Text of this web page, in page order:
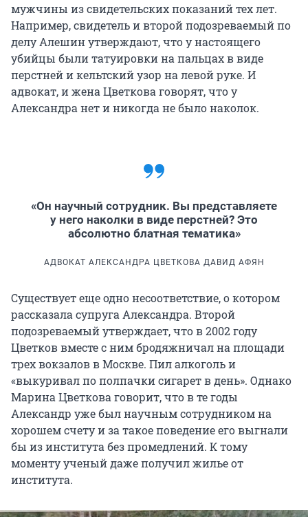
мужчины из свидетельских показаний тех лет.
Например, свидетель и второй подозреваемый по
делу Алешин утверждают, что у настоящего
убийцы были татуировки на пальцах в виде
перстней и кельтский узор на левой руке. И
адвокат, и жена Цветкова говорят, что у
Александра нет и никогда не было наколок.
«Он научный сотрудник. Вы представляете
у него наколки в виде перстней? Это
абсолютно блатная тематика»
АДВОКАТ АЛЕКСАНДРА ЦВЕТКОВА ДАВИД АФЯН
Существует еще одно несоответствие, о котором
рассказала супруга Александра. Второй
подозреваемый утверждает, что в 2002 году
Цветков вместе с ним бродяжничал на площади
трех вокзалов в Москве. Пил алкоголь и
«выкуривал по полпачки сигарет в день». Однако
Марина Цветкова говорит, что в те годы
Александр уже был научным сотрудником на
хорошем счету и за такое поведение его выгнали
бы из института без промедлений. К тому
моменту ученый даже получил жилье от
института.